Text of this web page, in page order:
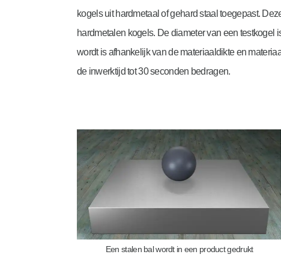
kogels uit hardmetaal of gehard staal toegepast.
hardmetalen kogels. De diameter van een testkogel
wordt is afhankelijk van de materiaaldikte en
de inwerktijd tot 30 seconden bedragen.
Een stalen bal wordt in een product gedrukt